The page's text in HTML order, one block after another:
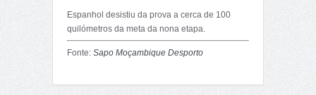
Espanhol desistiu da prova a cerca de 100
quilómetros da meta da nona etapa.
Fonte: Sapo Moçambique Desporto